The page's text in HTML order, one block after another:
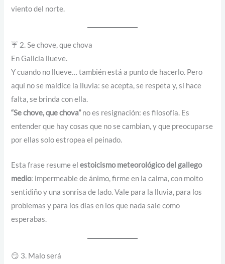
viento del norte.
☔ 2. Se chove, que chova
En Galicia llueve.
Y cuando no llueve… también está a punto de hacerlo. Pero
aquí no se maldice la lluvia: se acepta, se respeta y, si hace
falta, se brinda con ella.
“Se chove, que chova”no es resignación: es filosofía. Es
entender que hay cosas que no se cambian, y que preocuparse
por ellas solo estropea el peinado.
Esta frase resume elestoicismo meteorológico del gallego
medio: impermeable de ánimo, firme en la calma, con moito
sentidiño y una sonrisa de lado. Vale para la lluvia, para los
problemas y para los días en los que nada sale como
esperabas.
😏 3. Malo será
a